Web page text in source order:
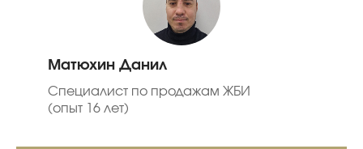
Матюхин Данил
Специалист по продажам ЖБИ
(опыт 16 лет)